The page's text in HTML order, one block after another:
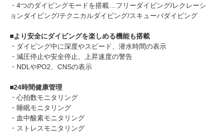
・4つのダイビングモードを搭載…フリーダイビング/レクレーシ
ョンダイビング/テクニカルダイビング/スキューバダイビング
■より安全にダイビングを楽しめる機能も搭載
・ダイビング中に深度やスピード、潜水時間の表示
・減圧停止や安全停止、上昇速度の警告
・NDLやPO2、CNSの表示
■24時間健康管理
・心拍数モニタリング
・睡眠モニタリング
・血中酸素モニタリング
・ストレスモニタリング